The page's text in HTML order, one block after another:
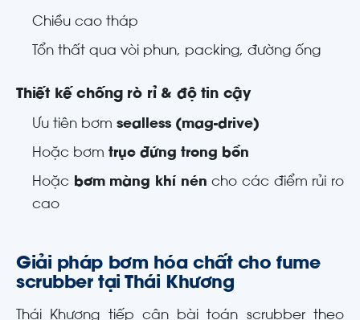
Chiều cao tháp
Tổn thất qua vòi phun, packing, đường ống
Thiết kế chống rò rỉ & độ tin cậy
Ưu tiên bơm sealless (mag-drive)
Hoặc bơm trục đứng trong bồn
Hoặc bơm màng khí nén cho các điểm rủi ro
cao
Giải pháp bơm hóa chất cho fume
scrubber tại Thái Khương
Thái Khương tiếp cận bài toán scrubber theo